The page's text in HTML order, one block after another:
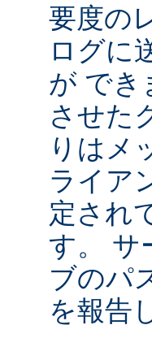
要度の
ログに
が でき
させた
りはメ
ライア
定され
す。 サ
ブのパ
を報告